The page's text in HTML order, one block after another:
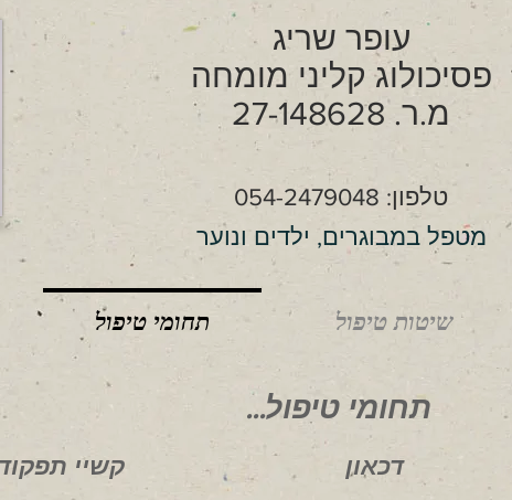
עופר שריג
מ.ר. 27-148628
טלפון: 054-2479048
מטפל במבוגרים, ילדים ונוער
שיטות טיפול תחומי טיפול
תחומי טיפול...
קשיי דכאון